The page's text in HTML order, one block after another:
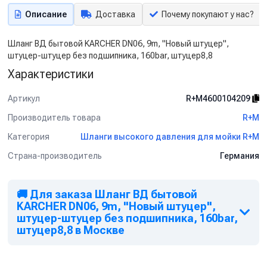
Описание Доставка Почему покупают у нас?
Шланг ВД бытовой KARCHER DN06, 9m, "Новый штуцер",
штуцер-штуцер без подшипника, 160bar, штуцер8,8
Характеристики
Артикул
R+M4600104209
Производитель товара
R+M
Категория
Шланги высокого давления для мойки R+M
Страна-производитель
Германия
🚚 Для заказа Шланг ВД бытовой
KARCHER DN06, 9m, "Новый штуцер",
штуцер-штуцер без подшипника, 160bar,
штуцер8,8 в Москве